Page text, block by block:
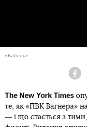
«Бабель»
The New York Times
те, як «ПВК Вагнера»
― і що стається з